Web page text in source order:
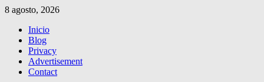
8 agosto, 2026
Inicio
Blog
Privacy
Advertisement
Contact